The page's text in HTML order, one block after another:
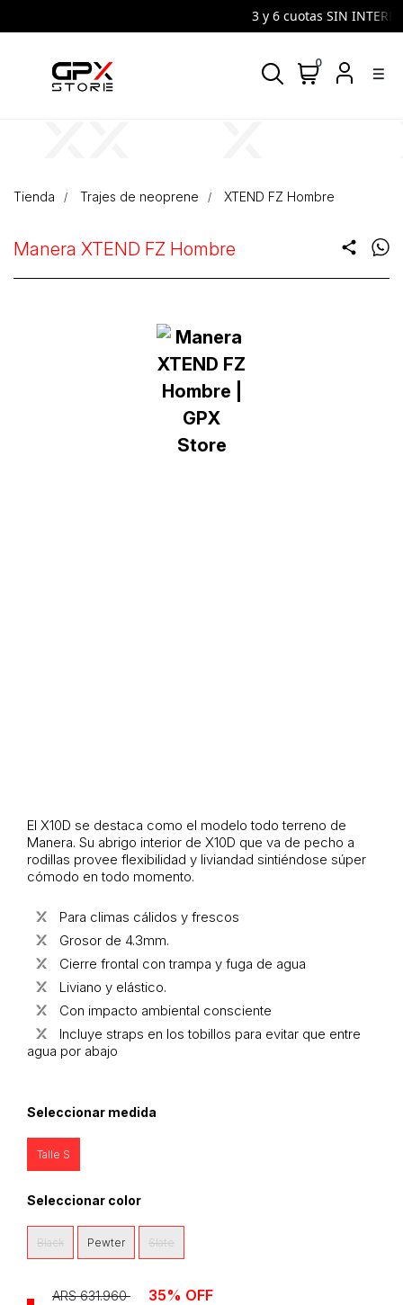
3 y 6 cuotas SIN INTERES
density_medium
0
Tienda Trajes de neoprene XTEND FZ Hombre
Manera XTEND FZ Hombre share
El X10D se destaca como el modelo todo terreno de
Manera. Su abrigo interior de X10D que va de pecho a
rodillas provee flexibilidad y liviandad sintiéndose súper
cómodo en todo momento.
Para climas cálidos y frescos
Grosor de 4.3mm.
Cierre frontal con trampa y fuga de agua
Liviano y elástico.
Con impacto ambiental consciente
Incluye straps en los tobillos para evitar que entre
agua por abajo
Seleccionar medida
Talle S
Seleccionar color
Black Pewter Slate
ARS 631.960 35% OFF